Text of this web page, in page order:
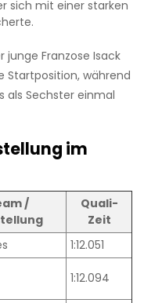
sich mit einer starken
Franzose Isack
Startposition, während
als Sechster einmal
im
/
Quali-
Zeit
1:12.051
1:12.094